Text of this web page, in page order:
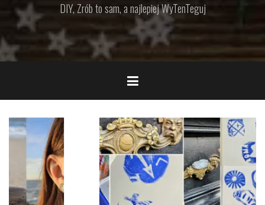
DIY, Zrób to sam, a najlepiej WyTenTeguj